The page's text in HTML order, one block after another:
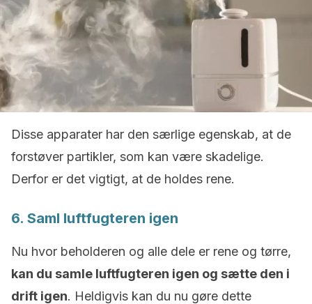
Disse apparater har den særlige egenskab, at de
forstøver partikler, som kan være skadelige.
Derfor er det vigtigt, at de holdes rene.
6. Saml luftfugteren igen
Nu hvor beholderen og alle dele er rene og tørre,
kan du samle luftfugteren igen og sætte den i
drift igen. Heldigvis kan du nu gøre dette